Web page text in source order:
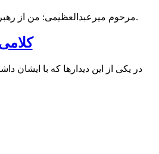
مرحوم میرعبدالعظیمی: من از رهبر انقلاب تقلید می‌كنم و می‌دانم كه در زمان غیبت، تقلید یعنی این.
در یکی از این دیدارها که با